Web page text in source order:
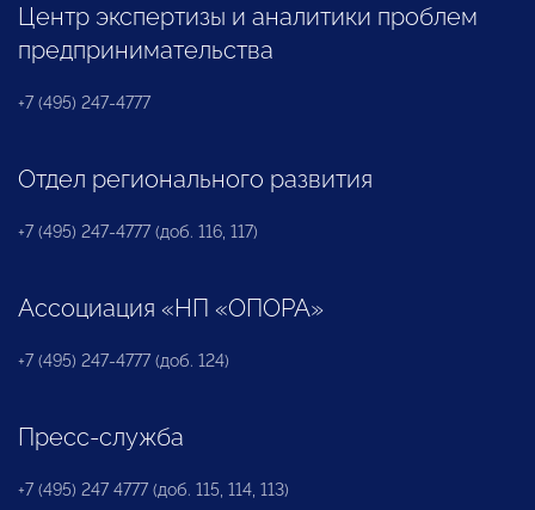
Центр экспертизы и аналитики проблем
предпринимательства
+7 (495) 247-4777
Отдел регионального развития
+7 (495) 247-4777 (доб. 116, 117)
Ассоциация «НП «ОПОРА»
+7 (495) 247-4777 (доб. 124)
Пресс-служба
+7 (495) 247 4777 (доб. 115, 114, 113)